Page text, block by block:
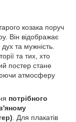
козака поруч
Він відображає
дух та мужність.
та тих, хто
постер стане
атмосферу
потрібного
. Для плакатів